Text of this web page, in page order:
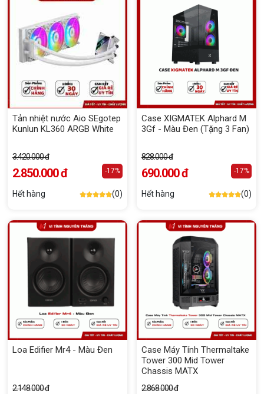
Tản nhiệt nước Aio SEgotep
Kunlun KL360 ARGB White
3.420.000 đ
2.850.000 đ -17%
Hết hàng (0)
Case XIGMATEK Alphard M
3Gf - Màu Đen (Tặng 3 Fan)
828.000 đ
690.000 đ -17%
Hết hàng (0)
Loa Edifier Mr4 - Màu Đen
2.148.000 đ
Case Máy Tính Thermaltake
Tower 300 Mid Tower
Chassis MATX
2.868.000 đ